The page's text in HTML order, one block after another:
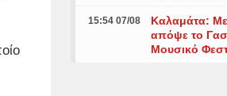
15:54 07/08
Καλαμάτα: Με
απόψε το
Μουσικό